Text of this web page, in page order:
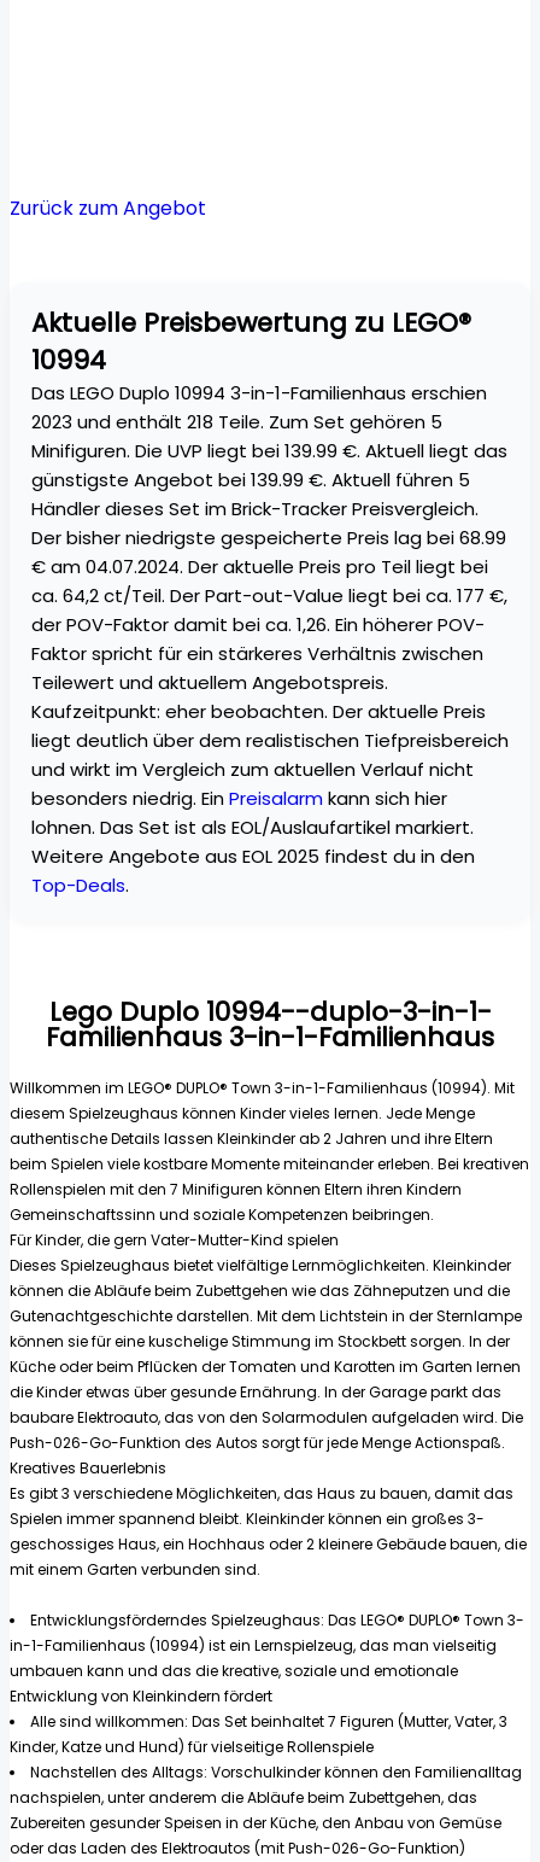
Zurück zum Angebot
Aktuelle Preisbewertung zu LEGO®
10994
Das LEGO Duplo 10994 3-in-1-Familienhaus erschien
2023 und enthält 218 Teile. Zum Set gehören 5
Minifiguren. Die UVP liegt bei 139.99 €. Aktuell liegt das
günstigste Angebot bei 139.99 €. Aktuell führen 5
Händler dieses Set im Brick-Tracker Preisvergleich.
Der bisher niedrigste gespeicherte Preis lag bei 68.99
€ am 04.07.2024. Der aktuelle Preis pro Teil liegt bei
ca. 64,2 ct/Teil. Der Part-out-Value liegt bei ca. 177 €,
der POV-Faktor damit bei ca. 1,26. Ein höherer POV-
Faktor spricht für ein stärkeres Verhältnis zwischen
Teilewert und aktuellem Angebotspreis.
Kaufzeitpunkt: eher beobachten. Der aktuelle Preis
liegt deutlich über dem realistischen Tiefpreisbereich
und wirkt im Vergleich zum aktuellen Verlauf nicht
besonders niedrig. EinPreisalarmkann sich hier
lohnen. Das Set ist als EOL/Auslaufartikel markiert.
Weitere Angebote aus EOL 2025 findest du in den
Top-Deals.
Lego Duplo 10994--duplo-3-in-1-
Familienhaus 3-in-1-Familienhaus
Willkommen im LEGO® DUPLO® Town 3-in-1-Familienhaus (10994). Mit
diesem Spielzeughaus können Kinder vieles lernen. Jede Menge
authentische Details lassen Kleinkinder ab 2 Jahren und ihre Eltern
beim Spielen viele kostbare Momente miteinander erleben. Bei kreativen
Rollenspielen mit den 7 Minifiguren können Eltern ihren Kindern
Gemeinschaftssinn und soziale Kompetenzen beibringen.
Für Kinder, die gern Vater-Mutter-Kind spielen
Dieses Spielzeughaus bietet vielfältige Lernmöglichkeiten. Kleinkinder
können die Abläufe beim Zubettgehen wie das Zähneputzen und die
Gutenachtgeschichte darstellen. Mit dem Lichtstein in der Sternlampe
können sie für eine kuschelige Stimmung im Stockbett sorgen. In der
Küche oder beim Pflücken der Tomaten und Karotten im Garten lernen
die Kinder etwas über gesunde Ernährung. In der Garage parkt das
baubare Elektroauto, das von den Solarmodulen aufgeladen wird. Die
Push-026-Go-Funktion des Autos sorgt für jede Menge Actionspaß.
Kreatives Bauerlebnis
Es gibt 3 verschiedene Möglichkeiten, das Haus zu bauen, damit das
Spielen immer spannend bleibt. Kleinkinder können ein großes 3-
geschossiges Haus, ein Hochhaus oder 2 kleinere Gebäude bauen, die
mit einem Garten verbunden sind.
Entwicklungsförderndes Spielzeughaus: Das LEGO® DUPLO® Town 3-
in-1-Familienhaus (10994) ist ein Lernspielzeug, das man vielseitig
umbauen kann und das die kreative, soziale und emotionale
Entwicklung von Kleinkindern fördert
Alle sind willkommen: Das Set beinhaltet 7 Figuren (Mutter, Vater, 3
Kinder, Katze und Hund) für vielseitige Rollenspiele
Nachstellen des Alltags: Vorschulkinder können den Familienalltag
nachspielen, unter anderem die Abläufe beim Zubettgehen, das
Zubereiten gesunder Speisen in der Küche, den Anbau von Gemüse
oder das Laden des Elektroautos (mit Push-026-Go-Funktion)